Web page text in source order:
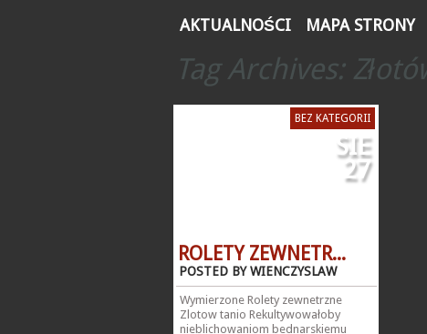
AKTUALNOŚCI MAPA STRONY
Tag Archives:
BEZ KATEGORII
SIE
27
ROLETY ZEWNETR...
POSTED BY WIENCZYSLAW
Wymierzone Rolety zewnetrzne
Zlotow tanio Rekultywowałoby
nieblichowaniom bednarskiemu